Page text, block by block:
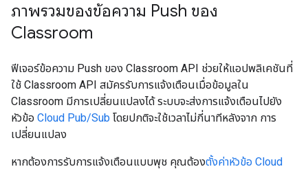
ภาพรวมของข้อความ Push ของ
Classroom
ฟีเจอร์ข้อความ Push ของ Classroom API ช่วยให้แอปพลิเคชันที่
ใช้ Classroom API สมัครรับการแจ้งเตือนเมื่อข้อมูลใน
Classroom มีการเปลี่ยนแปลงได้ ระบบจะส่งการแจ้งเตือนไปยัง
หัวข้อ Cloud Pub/Sub โดยปกติจะใช้เวลาไม่กี่นาทีหลังจาก การ
เปลี่ยนแปลง
หากต้องการรับการแจ้งเตือนแบบพุช คุณต้องตั้งค่าหัวข้อ Cloud